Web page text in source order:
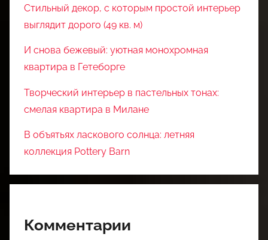
Стильный декор, с которым простой интерьер
выглядит дорого (49 кв. м)
И снова бежевый: уютная монохромная
квартира в Гетеборге
Творческий интерьер в пастельных тонах:
смелая квартира в Милане
В объятьях ласкового солнца: летняя
коллекция Pottery Barn
Комментарии